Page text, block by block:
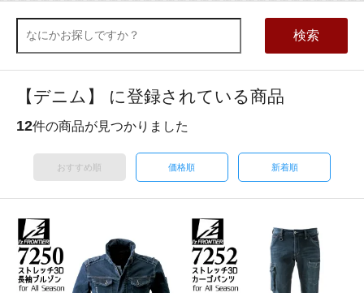
検索
【デニム】 に登録されている商品
12件の商品が見つかりました
おすすめ順 価格順 新着順